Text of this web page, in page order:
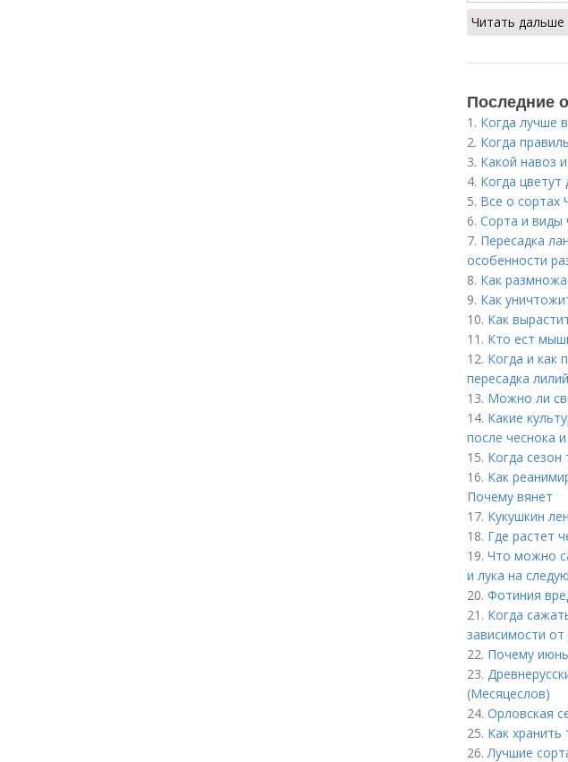
Читать
Последние
1. Когда лучше
2. Когда
3. Какой навоз
4. Когда цветут
5. Все о сортах
6. Сорта и виды
7. Пересадка
особенности
8. Как
9. Как
10. Как
11. Кто ест
12. Когда и как
пересадка лилий
13. Можно ли
14. Какие
после чеснока
15. Когда
16. Как
Почему вянет
17. Кукушкин
18. Где растет
19. Что можно
и лука на
20. Фотиния
21. Когда
зависимости от
22. Почему
23.
(Месяцеслов)
24. Орловская
25. Как хранить
26.Лучшие